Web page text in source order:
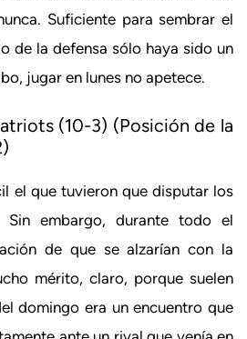
Suficiente para sembrar el
de la defensa sólo haya sido un
jugar en lunes no apetece.
(10-3) (Posición de la
el que tuvieron que disputar los
Sin embargo, durante todo el
de que se alzarían con la
mérito, claro, porque suelen
domingo era un encuentro que